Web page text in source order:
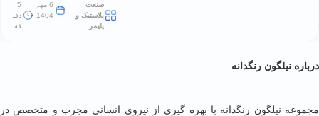
های مشکی در […]
پلاستیک و
6 مهر
1404
5
دقی
نیلگون رنگدانه
نیلگون رنگدانه با بهره گیری از نیروی انسانی مجرب و متخصص در